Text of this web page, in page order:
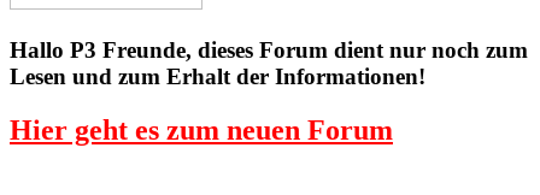
Hallo P3 Freunde, dieses Forum dient nur noch zum
Lesen und zum Erhalt der Informationen!
Hier geht es zum neuen Forum